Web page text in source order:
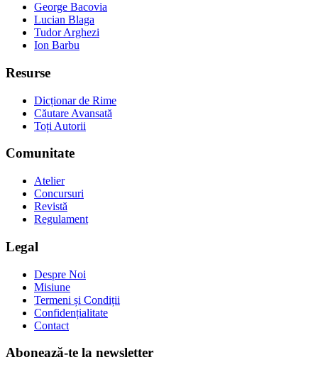
George Bacovia
Lucian Blaga
Tudor Arghezi
Ion Barbu
Resurse
Dicționar de Rime
Căutare Avansată
Toți Autorii
Comunitate
Atelier
Concursuri
Revistă
Regulament
Legal
Despre Noi
Misiune
Termeni și Condiții
Confidențialitate
Contact
Abonează-te la newsletter